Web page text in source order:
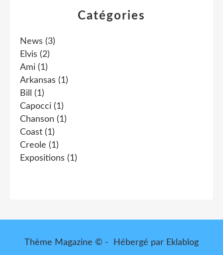
Catégories
News (3)
Elvis (2)
Ami (1)
Arkansas (1)
Bill
(1)
Capocci (1)
Chanson (1)
Coast (1)
Creole (1)
Expositions (1)
Thème Magazine © - Hébergé par Eklablog